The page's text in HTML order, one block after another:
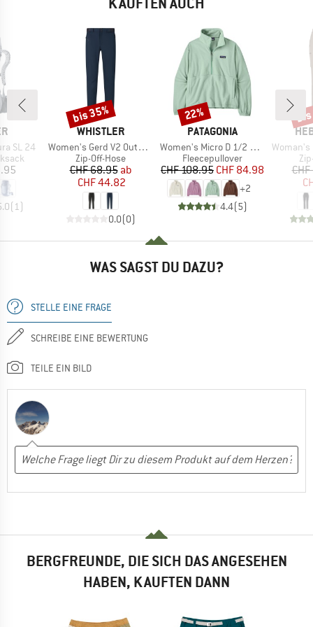
SL 24
(1 )
MARKE
WHISTLER
Artikel
Women's Gerd V2 Outdoor Zip Off Pant
Produktgruppe
Zip-Off-Hose
Preis
CHF 68.95reduzierter Preis
ab
CHF 44.82
0.0(0)
Rabatt
bis 35%
MARKE
PATAGONIA
Artikel
Women's Micro D 1/2 Zip Fleece P/O
Produktgruppe
Fleecepullover
Preis
CHF 108.95reduzierter Preis
CHF 84.98
+2
4.4(5)
Rabatt
22%
Artikel
Woman's
WAS SAGST DU DAZU?
STELLE EINE FRAGE
SCHREIBE EINE BEWERTUNG
TEILE EIN BILD
BERGFREUNDE, DIE SICH DAS ANGESEHEN
HABEN, KAUFTEN DANN